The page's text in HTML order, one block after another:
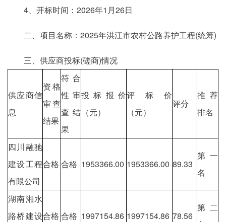
4、开标时间：2026年1月26日
二、项目名称：2025年洪江市农村公路养护工程(统筹)
三、供应商投标(磋商)情况
供应商信
息
资格
审查
结果
符合
性审
查结
果
投标报价
（元）
评标价
（元）
评分
推荐
排名
四川融驰
建设工程
有限公司
合格 合格 1953366.00 1953366.00 89.33
第一
名
湖南湘水
路桥建设合格 合格 1997154.86 1997154.86 78.56
第二